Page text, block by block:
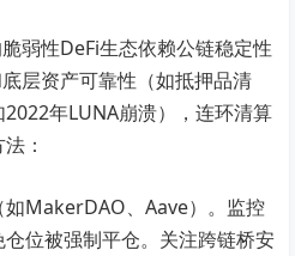
弱性DeFi生态依赖公链稳定性
层资产可靠性（如抵押品清
年LUNA崩溃），连环清算
：
MakerDAO、Aave）。监控
位被强制平仓。关注跨链桥安